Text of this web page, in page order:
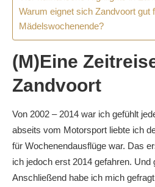
Warum eignet sich Zandvoort gut
Mädelswochenende?
(M)Eine
Zandvoort
Von 2002 – 2014 war ich gefühlt
abseits vom Motorsport liebte ich
für Wochenendausflüge war. Das
ich jedoch erst 2014 gefahren. Und
Anschließend habe ich mich